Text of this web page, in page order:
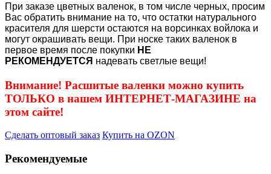
При заказе цветных валенок, в том числе черных, просим
Вас обратить внимание на то, что остатки натурального
красителя для шерсти остаются на ворсинках войлока и
могут окрашивать вещи. При носке таких валенок в
первое время после покупки НЕ
РЕКОМЕНДУЕТСЯ надевать светлые вещи!
Внимание! Расшитые валенки можно купить
ТОЛЬКО в нашем ИНТЕРНЕТ-МАГАЗИНЕ на
этом сайте!
Сделать оптовый заказ Купить на OZON
Рекомендуемые